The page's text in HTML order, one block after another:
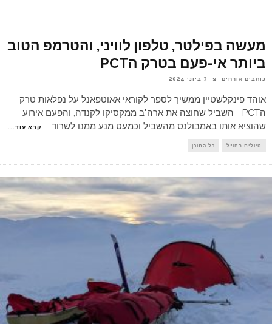
מעשה בפילטר, טלפון לוויני, והטרמפ הטוב
ביותר אי-פעם בטרק הPCT
כותבים אורחים 3 ביוני 2024
אוהד פינקלשטיין ממשיך לספר לקוראי אאוטפאנל על נפלאות טרק
הPCT - השביל שחוצה את ארה"ב ממקסיקו לקנדה, והפעם אירוע
שהוציא אותו באמבולנס מהשביל וכמעט מנע ממנו לשרוד
קרא עוד...
טיולים בחו"ל כל התוכן